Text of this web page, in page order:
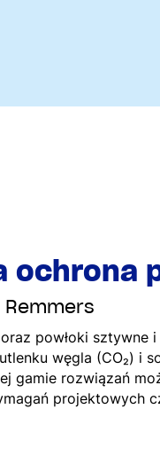
ochrona
powłoki sztywne
węgla (CO₂) i
gamie rozwiązań
projektowych